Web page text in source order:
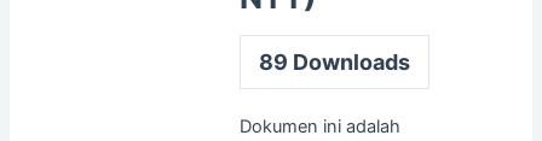
89 Downloads
Dokumen ini adalah